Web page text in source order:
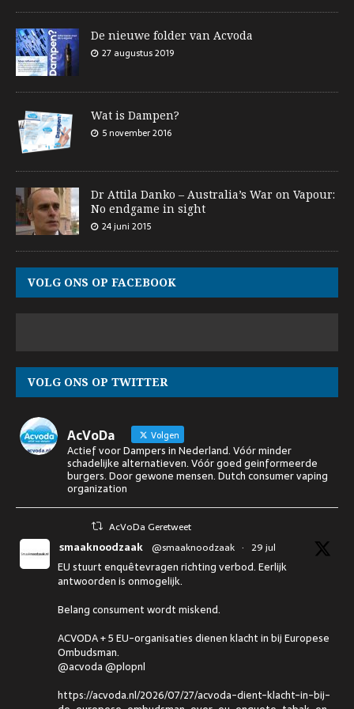
De nieuwe folder van Acvoda
27 augustus 2019
Wat is Dampen?
5 november 2016
Dr Attila Danko – Australia’s War on Vapour:
No endgame in sight
24 juni 2015
VOLG ONS OP FACEBOOK
VOLG ONS OP TWITTER
AcVoDa Volgen
Actief voor Dampers in Nederland. Vóór minder
schadelijke alternatieven. Vóór goed geinformeerde
burgers. Door gewone mensen. Dutch consumer vaping
organization
AcVoDa Geretweet
smaaknoodzaak @smaaknoodzaak · 29 jul
EU stuurt enquêtevragen richting verbod. Eerlijk
antwoorden is onmogelijk.
Belang consument wordt miskend.
ACVODA + 5 EU-organisaties dienen klacht in bij Europese
Ombudsman.
@acvoda @plopnl
https://acvoda.nl/2026/07/27/acvoda-dient-klacht-in-bij-